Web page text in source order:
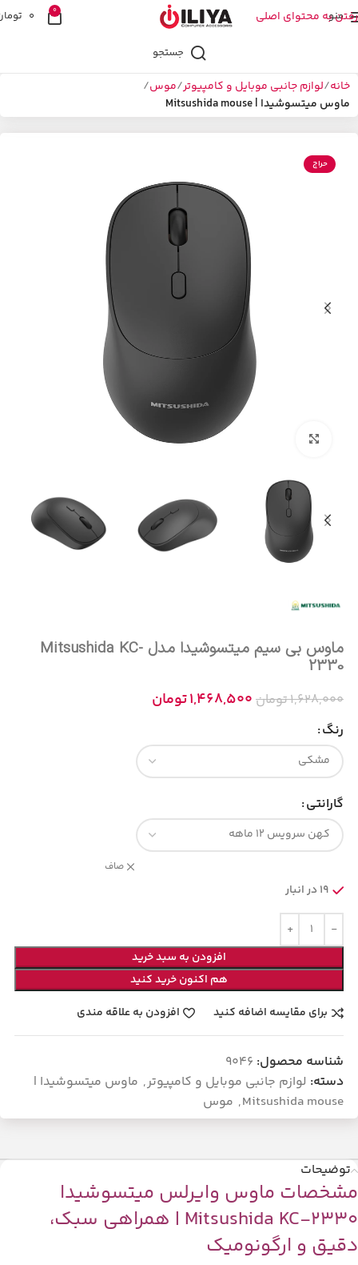
رفتن به محتوای اصلی
منو 0
0
جستجو
خانه لوازم جانبی موبایل و کامپیوتر موس
ماوس میتسوشیدا | Mitsushida mouse
حراج
ماوس بی سیم میتسوشیدا مدل Mitsushida KC-
2330
1,628,000تومان 1,468,500تومان
رنگ
گارانتی
صاف
19 در انبار
افزودن به سبد خرید
هم اکنون خرید کنید
برای مقایسه اضافه کنید
افزودن به علاقه مندی
شناسه محصول: 9046
دسته: لوازم جانبی موبایل و کامپیوتر, ماوس میتسوشیدا |
Mitsushida mouse
, موس
توضیحات
مشخصات ماوس وایرلس میتسوشیدا
Mitsushida KC-2330 | همراهی سبک،
دقیق و ارگونومیک